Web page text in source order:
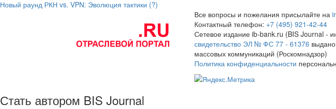
Новый раунд РКН vs. VPN: Эволюция тактики (?)
Все вопросы и пожелания присылайте на
Контактный телефон: +7 (495) 921-42-44
Сетевое издание ib-bank.ru (BIS Journal -
свидетельство ЭЛ № ФС 77 - 61376
массовых коммуникаций (Роскомнадзор)
Политика конфиденциальности
Стать автором BIS Journal